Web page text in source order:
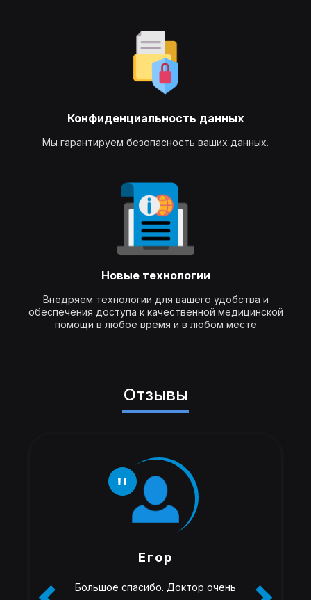
Конфиденциальность данных
Мы гарантируем безопасность ваших данных.
Новые технологии
Внедряем технологии для вашего удобства и
обеспечения доступа к качественной медицинской
помощи в любое время и в любом месте
Отзывы
Егор
Большое спасибо. Доктор очень